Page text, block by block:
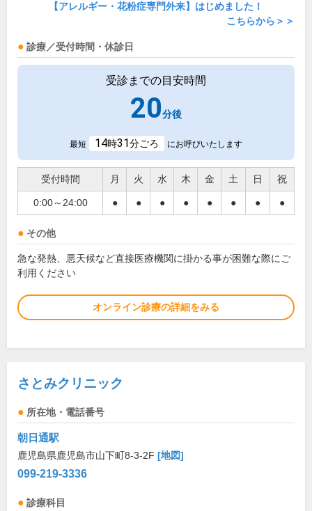
【アレルギー・花粉症専門外来】はじめました！
こちらから＞＞
診療／受付時間・休診日
受診までの目安時間
20分後
最短 14時31分ごろ にお呼びいたします
受付時間 月 火 水 木 金 土 日 祝
0:00～24:00 ● ● ● ● ● ● ● ●
その他
急な発熱、悪天候など直接医療機関に掛かる事が困難な際にご
利用ください
オンライン診療の詳細をみる
さとみクリニック
所在地・電話番号
朝日通駅
鹿児島県鹿児島市山下町8-3-2F [地図]
099-219-3336
診療科目